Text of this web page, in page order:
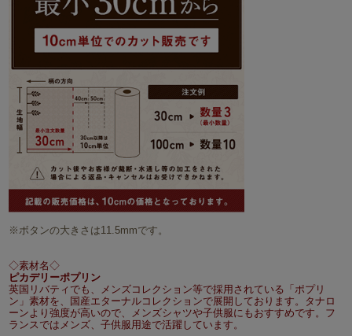
※ボタンの大きさは11.5mmです。
◇素材名◇
ピカデリーポプリン
英国リバティでも、メンズコレクション等で採用されている「ポプリ
ン」素材を、国産エターナルコレクションで展開しております。タナロ
ーンより強度が高いので、メンズシャツや子供服にもおすすめです。フ
ランスではメンズ、子供服用途で活躍しています。